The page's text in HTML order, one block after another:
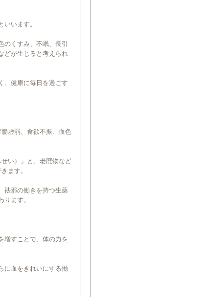
います。
くすみ、不眠、長引
どが生じると考えられ
、健康に毎日を過ごす
虚弱、食欲不振、血色
い）」と、老廃物など
ます。
袪邪の働きを持つ生薬
ます。
増すことで、体の力を
に血をきれいにする働